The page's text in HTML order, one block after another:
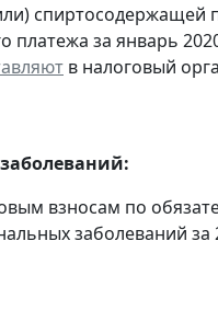
спиртосодержащей
за январь
в налоговый
взносам по
заболеваний за